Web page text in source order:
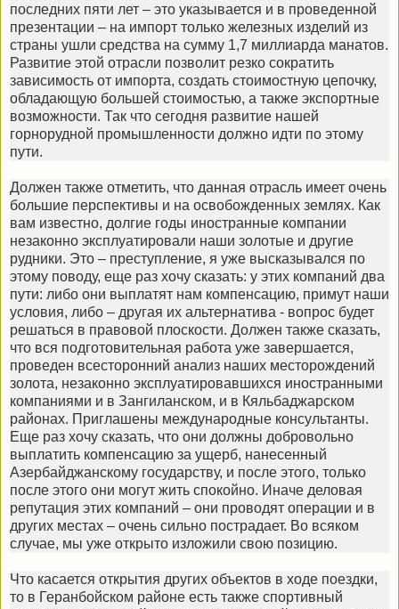
последних пяти лет – это указывается и в проведенной
презентации – на импорт только железных изделий из
страны ушли средства на сумму 1,7 миллиарда манатов.
Развитие этой отрасли позволит резко сократить
зависимость от импорта, создать стоимостную цепочку,
обладающую большей стоимостью, а также экспортные
возможности. Так что сегодня развитие нашей
горнорудной промышленности должно идти по этому
пути.
Должен также отметить, что данная отрасль имеет очень
большие перспективы и на освобожденных землях. Как
вам известно, долгие годы иностранные компании
незаконно эксплуатировали наши золотые и другие
рудники. Это – преступление, я уже высказывался по
этому поводу, еще раз хочу сказать: у этих компаний два
пути: либо они выплатят нам компенсацию, примут наши
условия, либо – другая их альтернатива - вопрос будет
решаться в правовой плоскости. Должен также сказать,
что вся подготовительная работа уже завершается,
проведен всесторонний анализ наших месторождений
золота, незаконно эксплуатировавшихся иностранными
компаниями и в Зангиланском, и в Кяльбаджарском
районах. Приглашены международные консультанты.
Еще раз хочу сказать, что они должны добровольно
выплатить компенсацию за ущерб, нанесенный
Азербайджанскому государству, и после этого, только
после этого они могут жить спокойно. Иначе деловая
репутация этих компаний – они проводят операции и в
других местах – очень сильно пострадает. Во всяком
случае, мы уже открыто изложили свою позицию.
Что касается открытия других объектов в ходе поездки,
то в Геранбойском районе есть также спортивный